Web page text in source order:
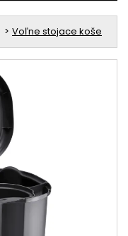
Voľne stojace koše